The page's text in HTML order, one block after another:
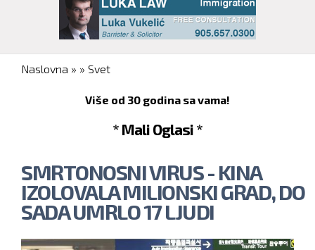
You are here
Naslovna » » Svet
Više od 30 godina sa vama!
* Mali Oglasi *
SMRTONOSNI VIRUS - KINA
IZOLOVALA MILIONSKI GRAD, DO
SADA UMRLO 17 LJUDI